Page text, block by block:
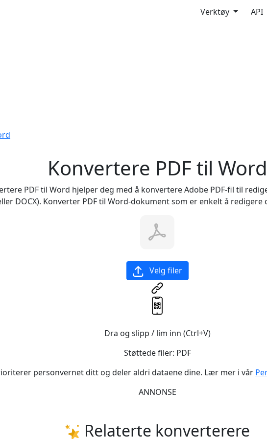
Verktøy API
Konvertere PDF til Word
PDF til Word hjelper deg med å konvertere Adobe PDF-fil til
DOCX). Konverter PDF til Word-dokument som er enkelt å redigere
Velg filer
Dra og slipp / lim inn (Ctrl+V)
Støttede filer: PDF
personvernet ditt og deler aldri dataene dine. Lær mer i vår
ANNONSE
Relaterte konverterere